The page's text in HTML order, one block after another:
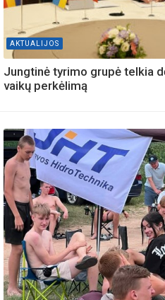
AKTUALIJOS
Jungtinė tyrimo grupė telkia
vaikų perkėlimą